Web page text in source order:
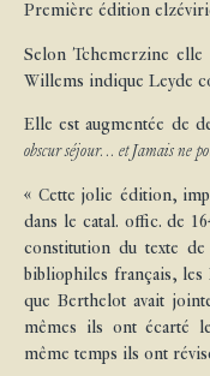
Première édition
Selon Tchemerzine
Willems indique Leyde
Elle est augmentée de
obscur séjour… et Jamais ne
« Cette jolie édition,
dans le catal. offic. de
constitution du texte de
bibliophiles français, les
que Berthelot avait
mêmes ils ont écarté
même temps ils ont